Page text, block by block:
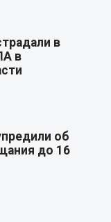
в
в
об
до 16